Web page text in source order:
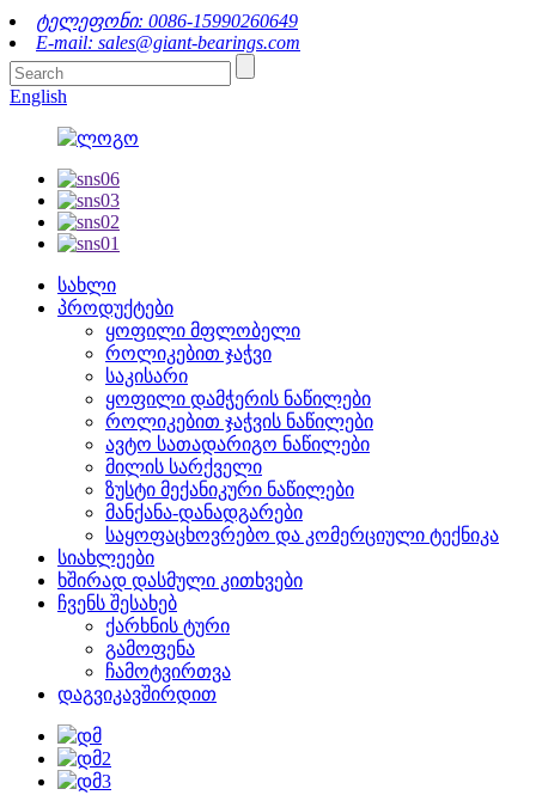
ტელეფონი: 0086-15990260649
E-mail: sales@giant-bearings.com
English
სახლი
პროდუქტები
ყოფილი მფლობელი
როლიკებით ჯაჭვი
საკისარი
ყოფილი დამჭერის ნაწილები
როლიკებით ჯაჭვის ნაწილები
ავტო სათადარიგო ნაწილები
მილის სარქველი
ზუსტი მექანიკური ნაწილები
მანქანა-დანადგარები
საყოფაცხოვრებო და კომერციული ტექნიკა
სიახლეები
ხშირად დასმული კითხვები
ჩვენს შესახებ
ქარხნის ტური
გამოფენა
ჩამოტვირთვა
დაგვიკავშირდით